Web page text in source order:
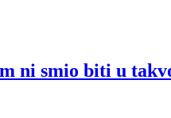
ni smio biti u